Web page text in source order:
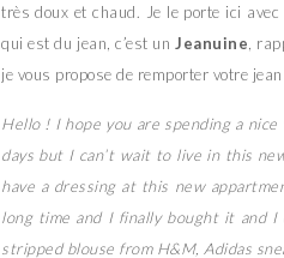
très doux et chaud. Je le porte ici
qui est du jean, c’est un Jeanuine ,
je vous propose de remporter votre
Hello ! I hope you are spending a
days but I can’t wait to live in this
have a dressing at this new
long time and I finally bought it and I
stripped blouse from H&M, Adidas